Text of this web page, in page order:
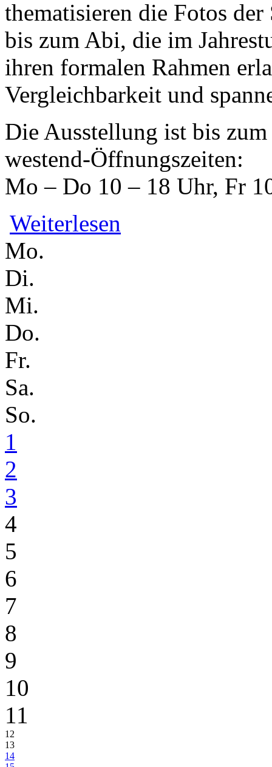
thematisieren die Fotos
bis zum Abi, die im
ihren formalen Rahmen
Vergleichbarkeit und
Die Ausstellung ist bis
westend-Öffnungszeiten:
Mo – Do 10 – 18 Uhr, Fr
Weiterlesen
Mo.
Di.
Mi.
Do.
Fr.
Sa.
So.
1
2
3
4
5
6
7
8
9
10
11
12
13
14